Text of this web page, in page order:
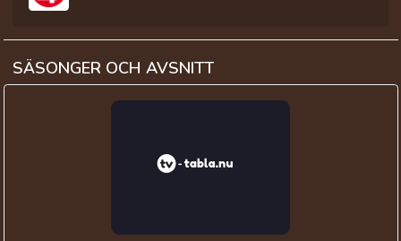
SÄSONGER OCH AVSNITT